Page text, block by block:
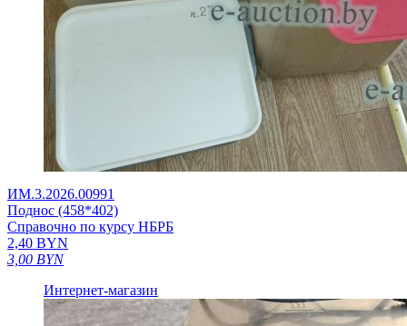
ИМ.3.2026.00991
Поднос (458*402)
Справочно по курсу НБРБ
2,40 BYN
3,00 BYN
Интернет-магазин